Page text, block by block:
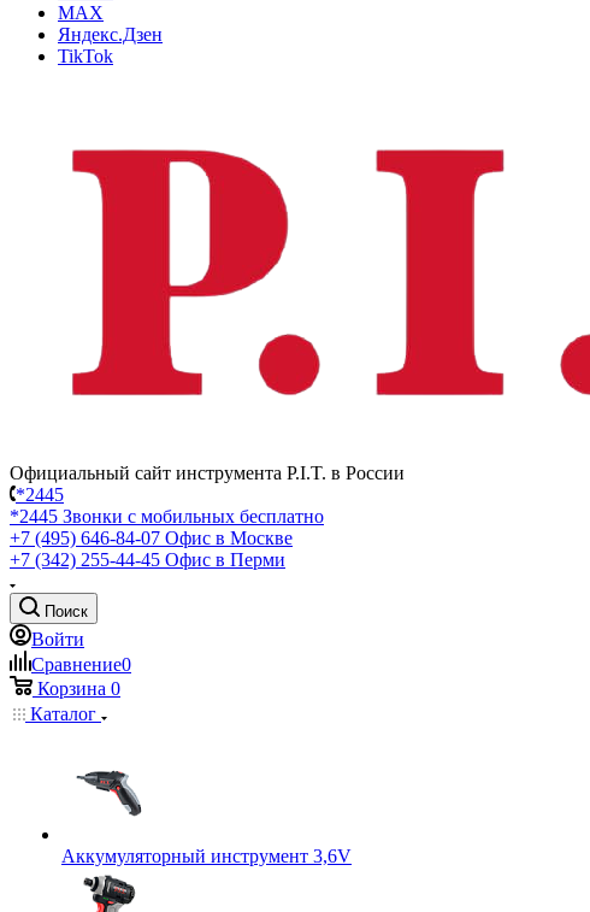
MAX
Яндекс.Дзен
TikTok
Официальный сайт инструмента P.I.T. в России
*2445
*2445 Звонки с мобильных бесплатно
+7 (495) 646-84-07 Офис в Москве
+7 (342) 255-44-45 Офис в Перми
Поиск
Войти
Сравнение0
Корзина 0
Каталог
Аккумуляторный инструмент 3,6V